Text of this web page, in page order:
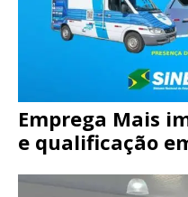
Emprega Mais
e qualificação